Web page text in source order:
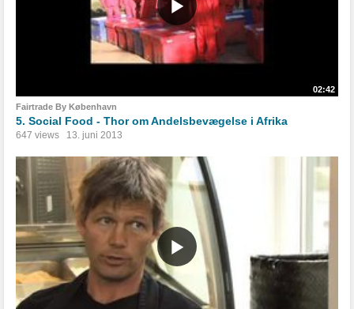
02:42
Fairtrade By København
5. Social Food - Thor om Andelsbevægelse i Afrika
647 views 13. juni 2013